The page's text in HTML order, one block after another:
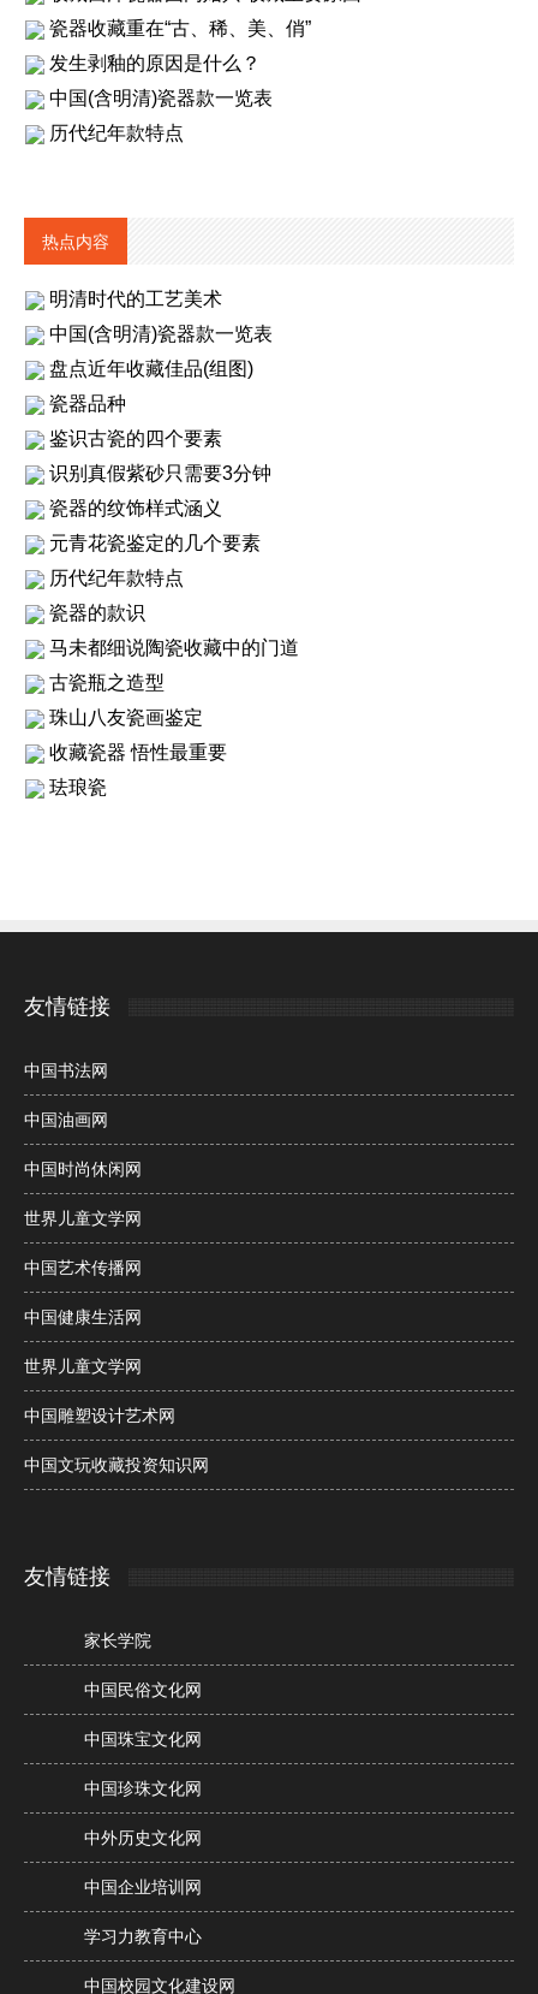
瓷器收藏重在“古、稀、美、俏”
发生剥釉的原因是什么？
中国(含明清)瓷器款一览表
历代纪年款特点
热点内容
明清时代的工艺美术
中国(含明清)瓷器款一览表
盘点近年收藏佳品(组图)
瓷器品种
鉴识古瓷的四个要素
识别真假紫砂只需要3分钟
瓷器的纹饰样式涵义
元青花瓷鉴定的几个要素
历代纪年款特点
瓷器的款识
马未都细说陶瓷收藏中的门道
古瓷瓶之造型
珠山八友瓷画鉴定
收藏瓷器 悟性最重要
珐琅瓷
友情链接
中国书法网
中国油画网
中国时尚休闲网
世界儿童文学网
中国艺术传播网
中国健康生活网
世界儿童文学网
中国雕塑设计艺术网
中国文玩收藏投资知识网
友情链接
家长学院
中国民俗文化网
中国珠宝文化网
中国珍珠文化网
中外历史文化网
中国企业培训网
学习力教育中心
中国校园文化建设网